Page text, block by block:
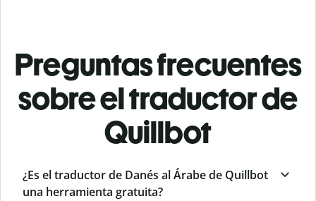
Preguntas frecuentes
sobre el traductor de
Quillbot
¿Es el traductor de Danés al Árabe de Quillbot
una herramienta gratuita?